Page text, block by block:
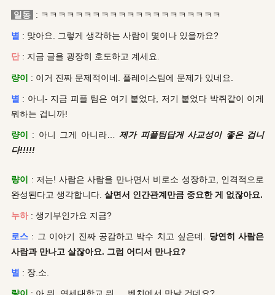
일동 : ㅋㅋㅋㅋㅋㅋㅋㅋㅋㅋㅋㅋㅋㅋㅋㅋㅋㅋㅋㅋㅋ
별 : 맞아요. 그렇게 생각하는 사람이 몇이나 있을까요?
단: 지금 글을 굉장히 호도하고 계세요.
량이 : 이거 진짜 문제적이네. 플레이스팀에 문제가 있네요.
별 : 아니- 지금 피플 팀은 여기 붙었다, 저기 붙었다 박쥐같이 이게
뭐하는 겁니까!
량이 : 아니 그게 아니라…제가 피플팀답게 사교성이 좋은 겁니
다!!!!!
량이
: 저는! 사람은 사람을 만나면서 비로소 성장하고, 인격적으로
완성된다고 생각합니다. 살면서 인간관계만큼 중요한 게 없잖아요.
누하 : 생기부인가요 지금?
로스 : 그 이야기 진짜 공감하고 박수 치고 싶은데. 당연히 사람은
사람과 만나고 살잖아요. 그럼 어디서 만나요?
별 : 장.소.